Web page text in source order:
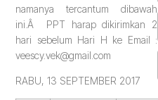
namanya tercantum dibawah
ini.Â PPT harap dikirimkan 2
hari sebelum Hari H ke Email :
veescy.vek@gmail.com
RABU, 13 SEPTEMBER 2017